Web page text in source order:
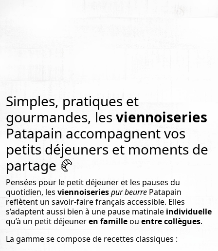
Simples, pratiques et
gourmandes, lesviennoiseries
Patapain accompagnent vos
petits déjeuners et moments de
partage 🥐
Pensées pour le petit déjeuner et les pauses du
quotidien, les viennoiseriespur beurre Patapain
reflètent un savoir-faire français accessible. Elles
s’adaptent aussi bien à une pause matinale individuelle
qu’à un petit déjeuneren familleou entre collègues.
La gamme se compose de recettes classiques :